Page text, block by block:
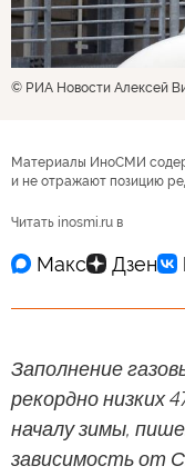
© РИА Новости Алексей
Материалы ИноСМИ
и не отражают позицию
Читать inosmi.ru в
Заполнение
рекордно низких
началу зимы,
зависимость от